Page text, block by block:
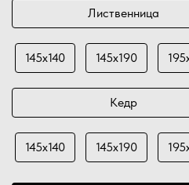
Лиственница
145х140 145х190
Кедр
145х140 145х190